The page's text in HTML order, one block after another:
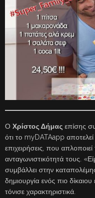
Ο Χρίστος Δήμας επίσης
ότι το myDATAapp αποτελεί
επιχειρήσεις, που απλοποιεί
ανταγωνιστικότητά τους.
συμβάλλει στην
δημιουργία ενός πιο δίκαιου
τόνισε χαρακτηριστικά.